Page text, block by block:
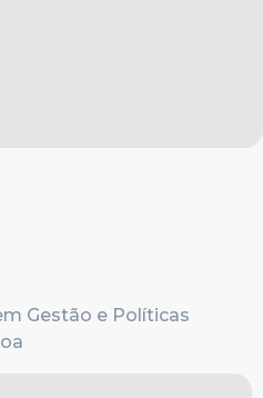
Gestão e Políticas